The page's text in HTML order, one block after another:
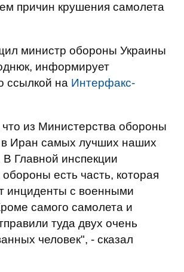
причин крушения самолета
министр обороны Украины
информирует
ссылкой на Интерфакс-
что из Министерства обороны
Иран самых лучших наших
В Главной инспекции
есть часть, которая
инциденты с военными
самого самолета и
туда двух очень
человек", - сказал